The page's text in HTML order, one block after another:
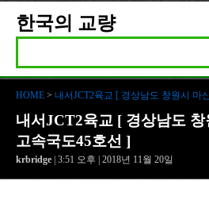
한국의 교량
HOME > 내서JCT2육교 [ 경상남도 창원시 마
내서JCT2육교 [ 경상남도
고속국도45호선 ]
krbridge | 3:51 오후 | 2018년 11월 20일